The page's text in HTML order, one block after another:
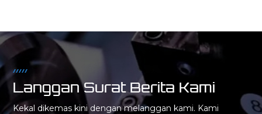
Langgan Surat Berita Kami
Kekal dikemas kini dengan melanggan kami. Kami